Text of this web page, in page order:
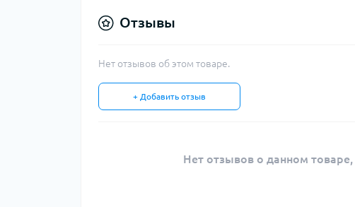
Отзывы
Нет отзывов об этом товаре.
+ Добавить отзыв
Нет отзывов о данном